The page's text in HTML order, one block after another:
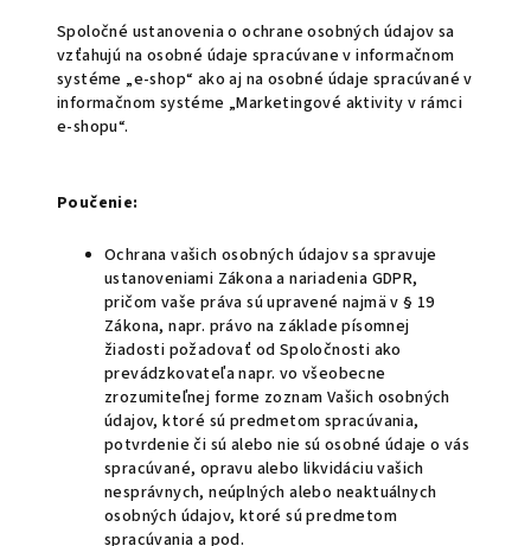
Spoločné ustanovenia o ochrane osobných údajov sa
vzťahujú na osobné údaje spracúvane v informačnom
systéme „e-shop“ ako aj na osobné údaje spracúvané v
informačnom systéme „Marketingové aktivity v rámci
e-shopu“.
Poučenie:
Ochrana vašich osobných údajov sa spravuje
ustanoveniami Zákona a nariadenia GDPR,
pričom vaše práva sú upravené najmä v § 19
Zákona, napr. právo na základe písomnej
žiadosti požadovať od Spoločnosti ako
prevádzkovateľa napr. vo všeobecne
zrozumiteľnej forme zoznam Vašich osobných
údajov, ktoré sú predmetom spracúvania,
potvrdenie či sú alebo nie sú osobné údaje o vás
spracúvané, opravu alebo likvidáciu vašich
nesprávnych, neúplných alebo neaktuálnych
osobných údajov, ktoré sú predmetom
spracúvania a pod.